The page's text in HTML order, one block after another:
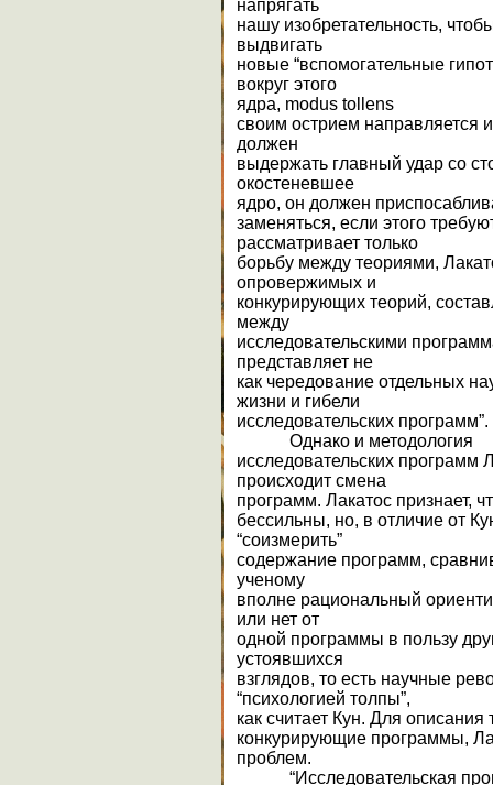
напрягать
нашу изобретательность,
выдвигать
новые “вспомогательные
вокруг этого
ядра, modus tollens
своим острием направляется
должен
выдержать главный удар со
окостеневшее
ядро, он должен
заменяться, если этого
рассматривает только
борьбу между теориями,
опровержимых и
конкурирующих теорий,
между
исследовательскими
представляет не
как чередование отдельных
жизни и гибели
исследовательских программ”.
Однако и методология
исследовательских программ
происходит смена
программ. Лакатос признает,
бессильны, но, в отличие от
“соизмерить”
содержание программ,
ученому
вполне рациональный
или нет от
одной программы в пользу
устоявшихся
взглядов, то есть научные
“психологией толпы”,
как считает Кун. Для описания
конкурирующие программы,
проблем.
“Исследовательская